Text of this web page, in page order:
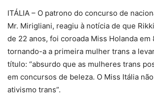
ITÁLIA – O patrono do concurso de
Mr. Mirigliani, reagiu à notícia de que
de 22 anos, foi coroada Miss Holanda em
tornando-a a primeira mulher trans a
título: “absurdo que as mulheres trans
em concursos de beleza. O Miss Itália
ativismo trans”.